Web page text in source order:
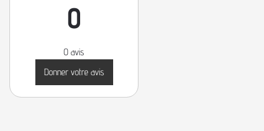
0
0 avis
Donner votre avis